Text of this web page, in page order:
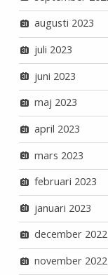
augusti 2023
juli 2023
juni 2023
maj 2023
april 2023
mars 2023
februari 2023
januari 2023
december 2022
november 2022